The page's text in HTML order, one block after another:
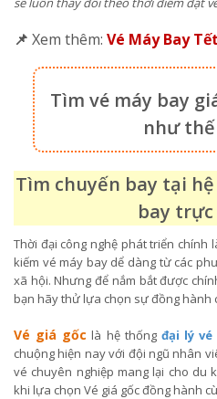
📌 Xem thêm: Vé Máy Bay
Tìm vé máy bay
như thế
Tìm chuyến bay tại
bay
Thời đại công nghệ phát triển chính
kiếm vé máy bay dể dàng từ các
xã hội. Nhưng để nắm bắt được
bạn hãy thử lựa chọn sự đồng hành
Vé giá gốc là hệ thống đại lý
chuộng hiện nay với đội ngũ nhân
vé chuyên nghiệp mang lại cho du
khi lựa chọn Vé giá gốc đồng hành